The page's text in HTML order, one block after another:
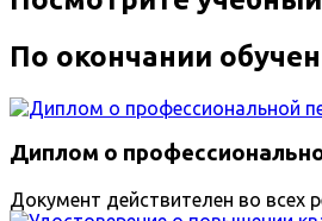
По окончании
Диплом о
Документ действителен во всех